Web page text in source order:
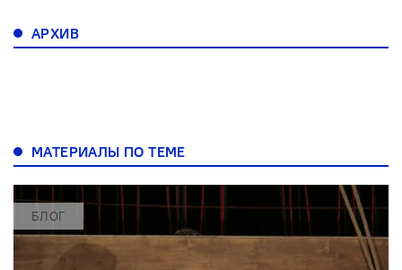
АРХИВ
МАТЕРИАЛЫ ПО ТЕМЕ
БЛОГ